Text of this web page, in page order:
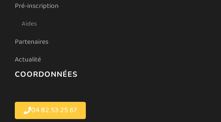
Pré-inscription
Aides
Partenaires
Actualité
COORDONNÉES
04 82 53 25 67